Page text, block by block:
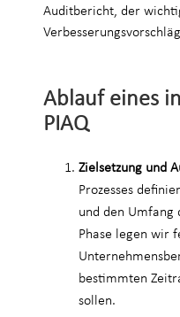
Auditbericht, der
Ablauf eines
PIAQ
Zielsetzung und
Prozesses
und den Umfang
Phase legen wir
bestimmten
sollen.